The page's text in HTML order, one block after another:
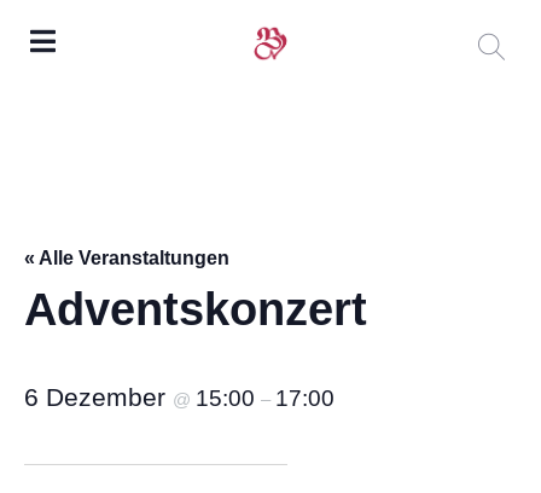
« Alle Veranstaltungen
Adventskonzert
6 Dezember @ 15:00 – 17:00